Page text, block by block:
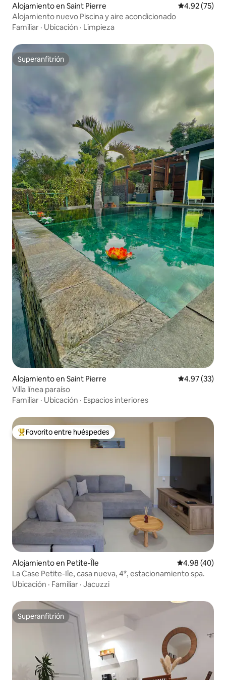
Alojamiento en Saint Pierre Calificación
4.92 (75)
Alojamiento nuevo Piscina y aire acondicionado
Familiar · Ubicación · Limpieza
Superanfitrión
Superanfitrión
Alojamiento en Saint Pierre Calificación
4.97 (33)
Villa línea paraíso
Familiar · Ubicación · Espacios interiores
Favorito entre huéspedes preferido
Favorito entre huéspedes
Alojamiento en Petite-Île Calificación
4.98 (40)
La Case Petite-Ile, casa nueva, 4*, estacionamiento spa.
Ubicación · Familiar · Jacuzzi
Superanfitrión
Superanfitrión